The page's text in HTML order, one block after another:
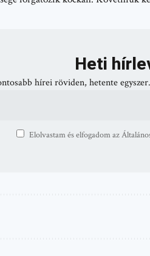
Heti
hírei röviden, hetente
Elolvastam és elfogadom az